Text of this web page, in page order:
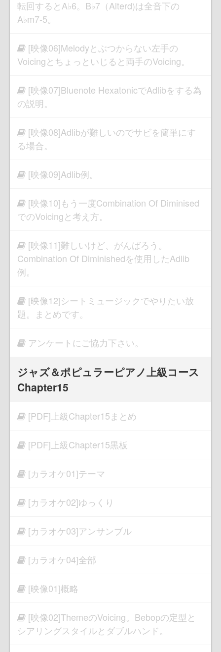
転回するとA♭6。B♭7（Alterd)は全音下の
A♭m7-5。
[映像06]Melodyとぶつからない左手の
Voicingとちょっといじると両手のVoicing。
[映像07]Bluenote HexatonicでAdlibをする為
の説明。
[映像08]Adlibが難しいのでサビを簡単にす
る場合。
[映像09]Adlib例。
[映像10]もう一度Combination Of Diminised
でのVoicingと考え方。
[映像11]難しいけど、がんばろう。
Combination Of Diminishedを使用したAdlib
例。
[映像12]シートミュージックでやりたい放
題。まとめです。
アンケートにご協力下さい。
ジャズ＆ポピュラーピアノ上級コース
Chapter15
[PDF]上級Chapter15まとめ
[PDF]上級Chapter15黒板
[カラオケ01]テーマ
[カラオケ02]ゆっくり
[カラオケ03]アンサンブル
[カラオケ04]全部
[映像01]概略
[映像02]ThemeのVoicing。Bebopの定型と
シアリングスタイルとダブルハンド。